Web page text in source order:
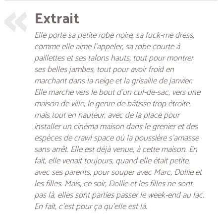
Extrait
Elle porte sa petite robe noire, sa fuck-me dress,
comme elle aime l’appeler, sa robe courte à
paillettes et ses talons hauts, tout pour montrer
ses belles jambes, tout pour avoir froid en
marchant dans la neige et la grisaille de janvier.
Elle marche vers le bout d’un cul-de-sac, vers une
maison de ville, le genre de bâtisse trop étroite,
mais tout en hauteur, avec de la place pour
installer un cinéma maison dans le grenier et des
espèces de crawl space où la poussière s’amasse
sans arrêt. Elle est déjà venue, à cette maison. En
fait, elle venait toujours, quand elle était petite,
avec ses parents, pour souper avec Marc, Dollie et
les filles. Mais, ce soir, Dollie et les filles ne sont
pas là, elles sont parties passer le week-end au lac.
En fait, c’est pour ça qu’elle est là.